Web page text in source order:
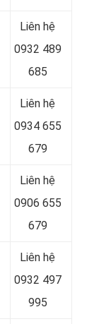
Liên hệ
0932 489
685
Liên hệ
0934 655
679
Liên hệ
0906 655
679
Liên hệ
0932 497
995